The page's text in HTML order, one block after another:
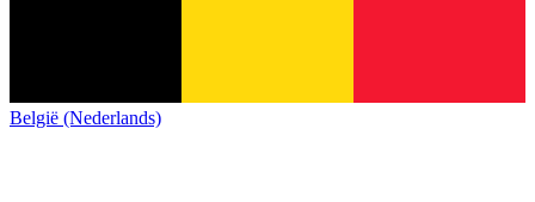
België (Nederlands)